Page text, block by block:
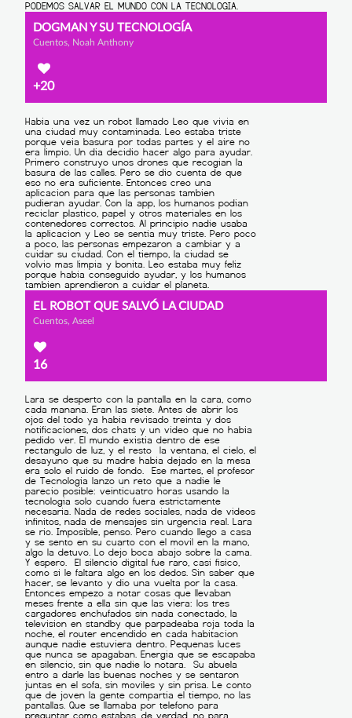
DOGMAN Y SU TECNOLOGÍA
Cuentos, Noah Anthony
+20
EL ROBOT QUE SALVÓ LA CIUDAD
Cuentos, Aseel
16